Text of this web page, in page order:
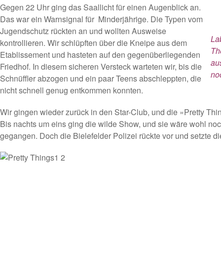
Gegen 22 Uhr ging das Saallicht für einen Augenblick an.
Das war ein Warnsignal für Minderjährige. Die Typen vom
Jugendschutz rückten an und wollten Ausweise
kontrollieren. Wir schlüpften über die Kneipe aus dem
Etablissement und hasteten auf den gegenüberliegenden
Friedhof. In diesem sicheren Versteck warteten wir, bis die
Schnüffler abzogen und ein paar Teens abschleppten, die
nicht schnell genug entkommen konnten.
Wir gingen wieder zurück in den Star-Club, und die »Pretty
Bis nachts um eins ging die wilde Show, und sie wäre wohl
gegangen. Doch die Bielefelder Polizei rückte vor und setzte